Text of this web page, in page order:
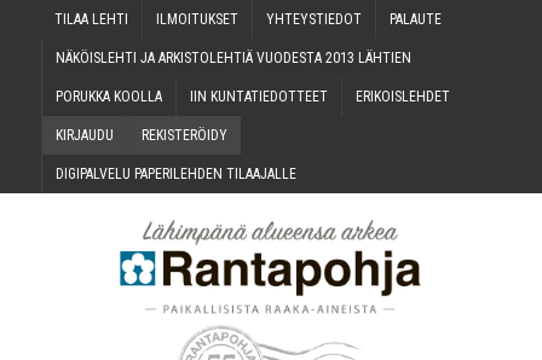
TILAA LEH­TI ILMOI­TUK­SET YHTEYS­TIE­DOT PALAU­TE
NÄKÖIS­LEH­TI JA ARKIS­TO­LEH­TIÄ VUO­DES­TA 2013 LÄHTIEN
PORUK­KA KOOLLA IIN KUN­TA­TIE­DOT­TEET ERI­KOIS­LEH­DET
KIR­JAU­DU REKIS­TE­RÖI­DY
DIGI­PAL­VE­LU PAPE­RI­LEH­DEN TILAAJALLE